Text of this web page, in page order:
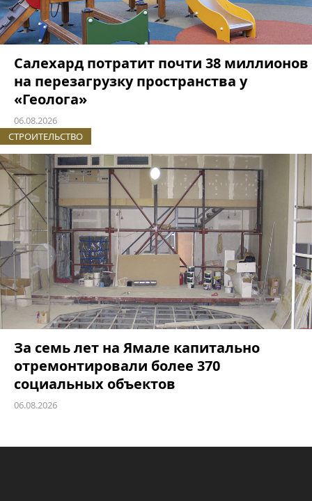
Салехард потратит почти 38 миллионов
на перезагрузку пространства у
«Геолога»
06.08.2026
СТРОИТЕЛЬСТВО
За семь лет на Ямале капитально
отремонтировали более 370
социальных объектов
06.08.2026